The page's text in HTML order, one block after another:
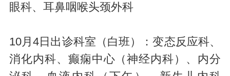
眼科、耳鼻咽喉头颈外科
10月4日出诊科室（白班）：变态反应科、
消化内科、癫痫中心（神经内科）、内分